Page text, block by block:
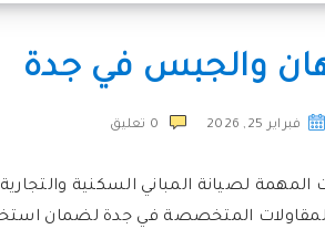
والجبس في جدة
فبراير 25, 2026 0 تعليق
لصيانة المباني السكنية
المتخصصة في جدة لضمان